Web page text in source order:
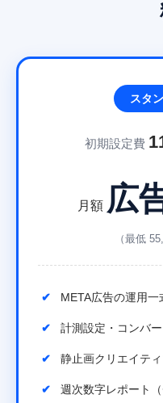
スタ
初期設定費
月額 広
（最低
META広告の運用一
計測設定・コンバ
静止画クリエイテ
週次数字レポート（